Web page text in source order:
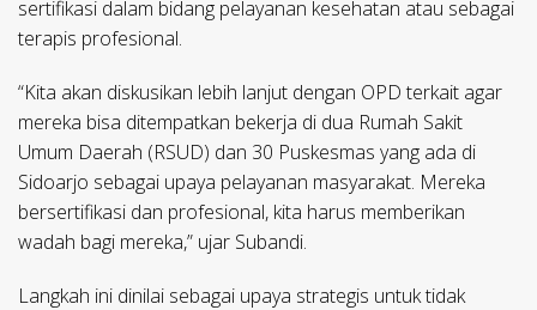
sertifikasi dalam bidang pelayanan kesehatan atau sebagai
terapis profesional.
“Kita akan diskusikan lebih lanjut dengan OPD terkait agar
mereka bisa ditempatkan bekerja di dua Rumah Sakit
Umum Daerah (RSUD) dan 30 Puskesmas yang ada di
Sidoarjo sebagai upaya pelayanan masyarakat. Mereka
bersertifikasi dan profesional, kita harus memberikan
wadah bagi mereka,” ujar Subandi.
Langkah ini dinilai sebagai upaya strategis untuk tidak